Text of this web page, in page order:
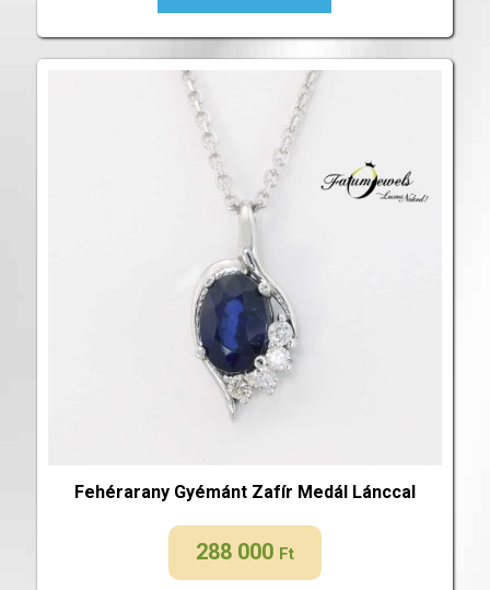
Fehérarany Gyémánt Zafír Medál Lánccal
288 000 Ft